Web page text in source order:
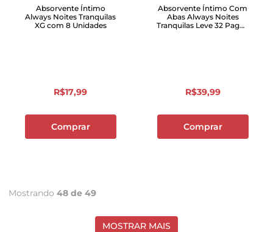
Absorvente Íntimo
Always Noites Tranquilas
XG com 8 Unidades
R$17,99
Comprar
Absorvente Íntimo Com
Abas Always Noites
Tranquilas Leve 32 Pague
R$39,99
Comprar
Mostrando 48 de 49
MOSTRAR MAIS